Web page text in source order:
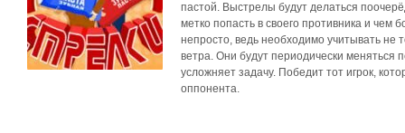
пастой. Выстрелы будут делаться
метко попасть в своего противника и
непросто, ведь необходимо учитывать не
ветра. Они будут периодически
усложняет задачу. Победит тот игрок,
оппонента.